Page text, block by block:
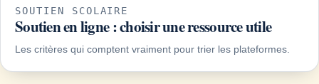
SOUTIEN SCOLAIRE
Soutien en ligne : choisir une ressource utile
Les critères qui comptent vraiment pour trier les plateformes.